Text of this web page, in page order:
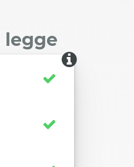
legge